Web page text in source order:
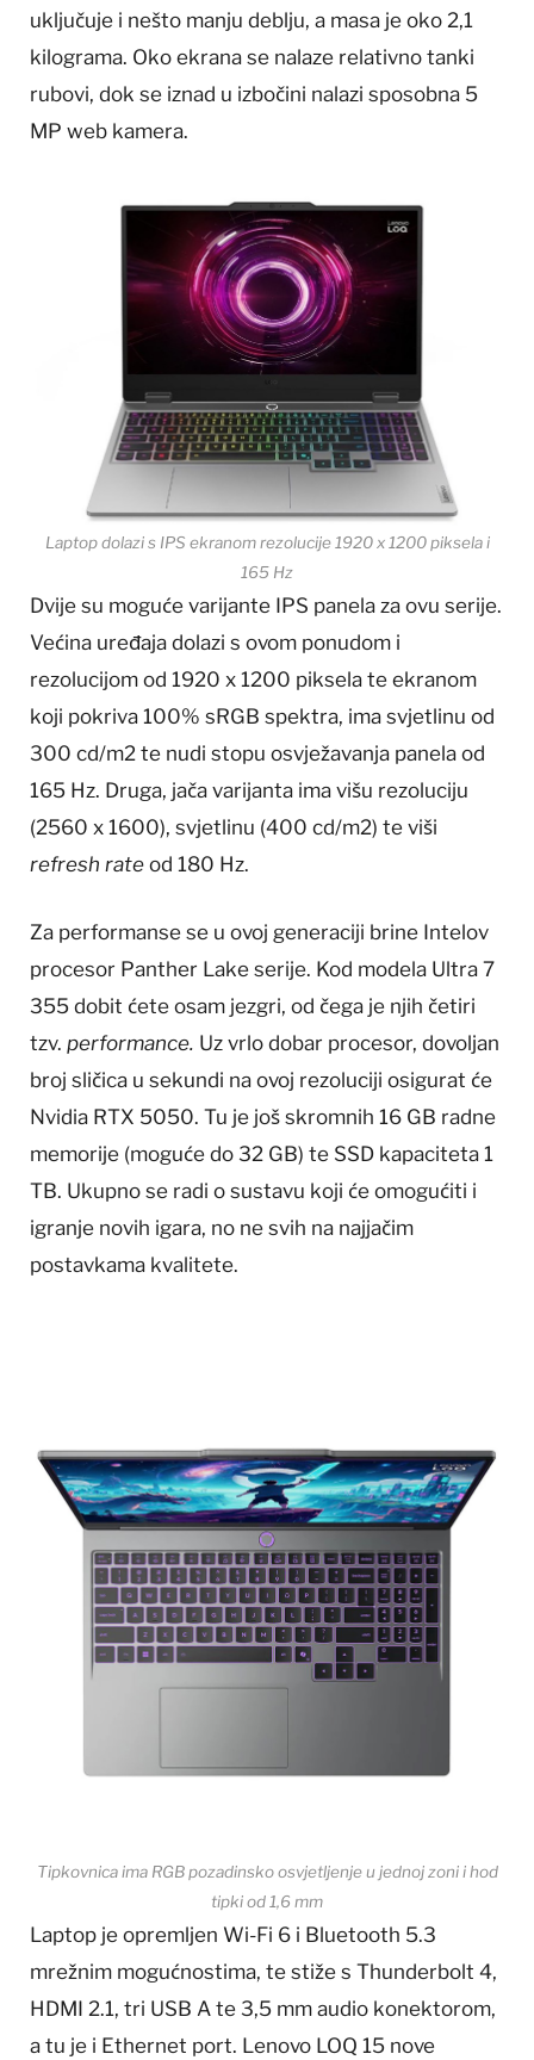
uključuje i nešto manju deblju, a masa je oko 2,1
kilograma. Oko ekrana se nalaze relativno tanki
rubovi, dok se iznad u izbočini nalazi sposobna 5
MP web kamera.
Laptop dolazi s IPS ekranom rezolucije 1920 x 1200 piksela i
165 Hz
Dvije su moguće varijante IPS panela za ovu serije.
Većina uređaja dolazi s ovom ponudom i
rezolucijom od 1920 x 1200 piksela te ekranom
koji pokriva 100% sRGB spektra, ima svjetlinu od
300 cd/m2 te nudi stopu osvježavanja panela od
165 Hz. Druga, jača varijanta ima višu rezoluciju
(2560 x 1600), svjetlinu (400 cd/m2) te viši
refresh rate od 180 Hz.
Za performanse se u ovoj generaciji brine Intelov
procesor Panther Lake serije. Kod modela Ultra 7
355 dobit ćete osam jezgri, od čega je njih četiri
tzv. performance. Uz vrlo dobar procesor, dovoljan
broj sličica u sekundi na ovoj rezoluciji osigurat će
Nvidia RTX 5050. Tu je još skromnih 16 GB radne
memorije (moguće do 32 GB) te SSD kapaciteta 1
TB. Ukupno se radi o sustavu koji će omogućiti i
igranje novih igara, no ne svih na najjačim
postavkama kvalitete.
Tipkovnica ima RGB pozadinsko osvjetljenje u jednoj zoni i hod
tipki od 1,6 mm
Laptop je opremljen Wi-Fi 6 i Bluetooth 5.3
mrežnim mogućnostima, te stiže s Thunderbolt 4,
HDMI 2.1, tri USB A te 3,5 mm audio konektorom,
a tu je i Ethernet port. Lenovo LOQ 15 nove